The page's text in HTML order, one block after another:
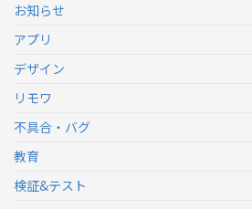
お知らせ
アプリ
デザイン
リモワ
不具合・バグ
教育
検証&テスト